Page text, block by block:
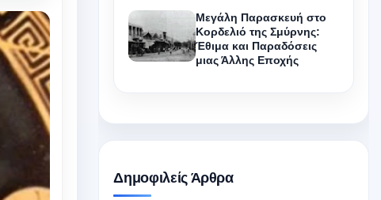
Μεγάλη Παρασκευή στο
Κορδελιό της Σμύρνης:
Έθιμα και Παραδόσεις
μιας Άλλης Εποχής
Δημοφιλείς Άρθρα